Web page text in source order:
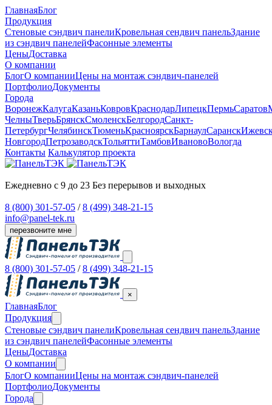
ГлавнаяБлог
Продукция
Cтеновые сэндвич панелиКровельная сендвич панельЗдание
из сэндвич панелейФасонные элементы
ЦеныДоставка
О компании
БлогО компанииЦены на монтаж сэндвич-панелей
ПортфолиоДокументы
Города
ВоронежКалугаКазаньКовровКраснодарЛипецкПермьСаратов
ЧелныТверьБрянскСмоленскБелгородСанкт-
ПетербургЧелябинскТюменьКрасноярскБарнаулСаранск
НовгородПетрозаводскТольяттиТамбовИвановоВологда
Контакты Калькулятор проекта
Ежедневно с 9 до 23 Без перерывов и выходных
8 (800) 301-57-05 / 8 (499) 348-21-15
info@panel-tek.ru
перезвоните мне
8 (800) 301-57-05 / 8 (499) 348-21-15
×
ГлавнаяБлог
Продукция
Cтеновые сэндвич панелиКровельная сендвич панельЗдание
из сэндвич панелейФасонные элементы
ЦеныДоставка
О компании
БлогО компанииЦены на монтаж сэндвич-панелей
ПортфолиоДокументы
Города